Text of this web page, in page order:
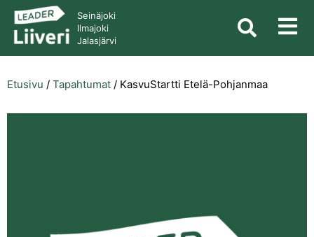
Seinäjoki
Ilmajoki
Jalasjärvi
Etusivu / Tapahtumat / KasvuStartti Etelä-Pohjanmaa